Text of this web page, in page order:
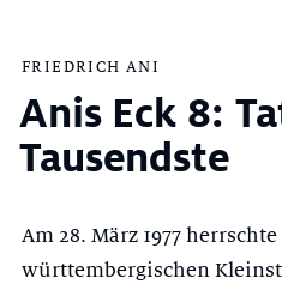
FRIEDRICH ANI
Anis Eck 8:
Tausendste
Am 28. März 1977
württembergischen